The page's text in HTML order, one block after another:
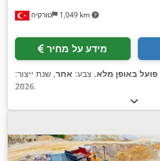
טורקיה 1,049 km
מידע על מחיר
פועל באופן מלא, צבע: אחר, שנת ייצור:
2026,